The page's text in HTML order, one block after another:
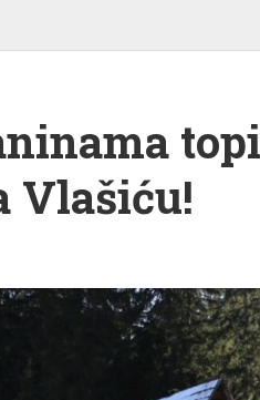
Vlašiću!